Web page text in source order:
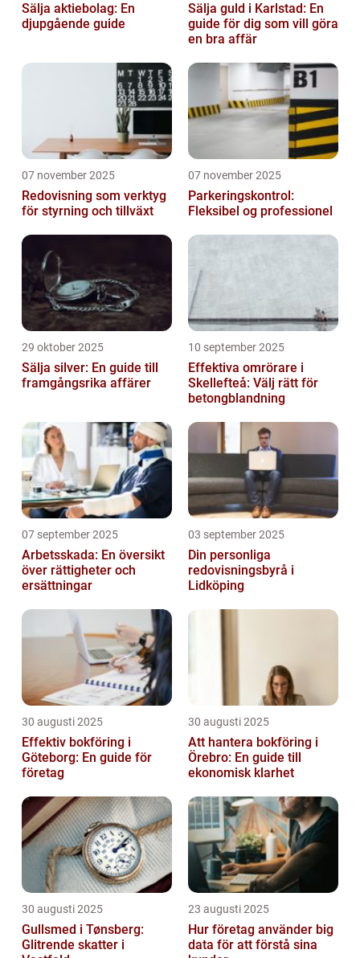
Sälja aktiebolag: En
djupgående guide
Sälja guld i Karlstad: En
guide för dig som vill göra
en bra affär
07 november 2025
Redovisning som verktyg
för styrning och tillväxt
07 november 2025
Parkeringskontrol:
Fleksibel og professionel
29 oktober 2025
Sälja silver: En guide till
framgångsrika affärer
10 september 2025
Effektiva omrörare i
Skellefteå: Välj rätt för
betongblandning
07 september 2025
Arbetsskada: En översikt
över rättigheter och
ersättningar
03 september 2025
Din personliga
redovisningsbyrå i
Lidköping
30 augusti 2025
Effektiv bokföring i
Göteborg: En guide för
företag
30 augusti 2025
Att hantera bokföring i
Örebro: En guide till
ekonomisk klarhet
30 augusti 2025
Gullsmed i Tønsberg:
Glitrende skatter i
23 augusti 2025
Hur företag använder big
data för att förstå sina